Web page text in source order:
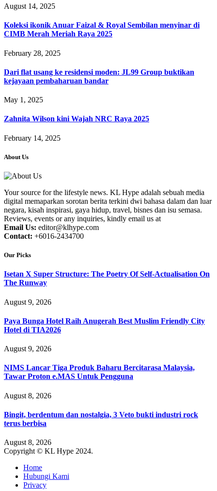
August 14, 2025
Koleksi ikonik Anuar Faizal & Royal Sembilan menyinar di
CIMB Merah Meriah Raya 2025
February 28, 2025
Dari flat usang ke residensi moden: JL99 Group buktikan
kejayaan pembaharuan bandar
May 1, 2025
Zahnita Wilson kini Wajah NRC Raya 2025
February 14, 2025
About Us
Your source for the lifestyle news. KL Hype adalah sebuah media
digital memaparkan sorotan berita terkini dwi bahasa dalam dan luar
negara, kisah inspirasi, gaya hidup, travel, bisnes dan isu semasa.
Reviews, events or any inquiries, kindly email us at
Email Us: editor@klhype.com
Contact: +6016-2434700
Our Picks
Isetan X Super Structure: The Poetry Of Self-Actualisation On
The Runway
August 9, 2026
Paya Bunga Hotel Raih Anugerah Best Muslim Friendly City
Hotel di TIA2026
August 9, 2026
NIMS Lancar Tiga Produk Baharu Bercitarasa Malaysia,
Tawar Proton e.MAS Untuk Pengguna
August 8, 2026
Bingit, berdentum dan nostalgia, 3 Veto bukti industri rock
terus berbisa
August 8, 2026
Copyright © KL Hype 2024.
Home
Hubungi Kami
Privacy